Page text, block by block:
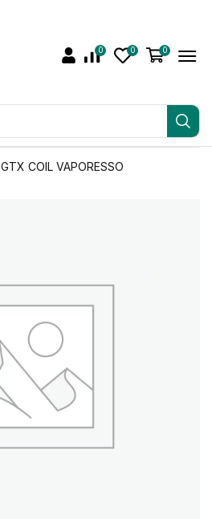
0 0 0
GTX COIL VAPORESSO